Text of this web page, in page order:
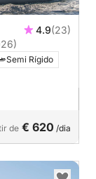
4.9(23)
Semi Rígido
de € 620 /dia